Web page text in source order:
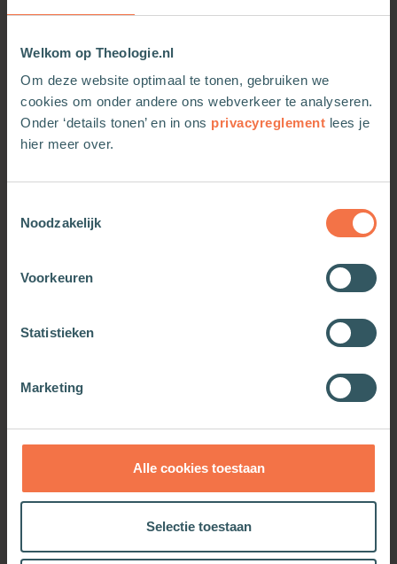
Welkom op Theologie.nl
Om deze website optimaal te tonen, gebruiken we
cookies om onder andere ons webverkeer te analyseren.
Onder ‘details tonen’ en in ons privacyreglement lees je
hier meer over.
Noodzakelijk
Voorkeuren
Statistieken
Marketing
Alle cookies toestaan
Selectie toestaan
Hoop in de crisis
Ouder worden in Gods
Meer informatie
Koninklijk gezelschap